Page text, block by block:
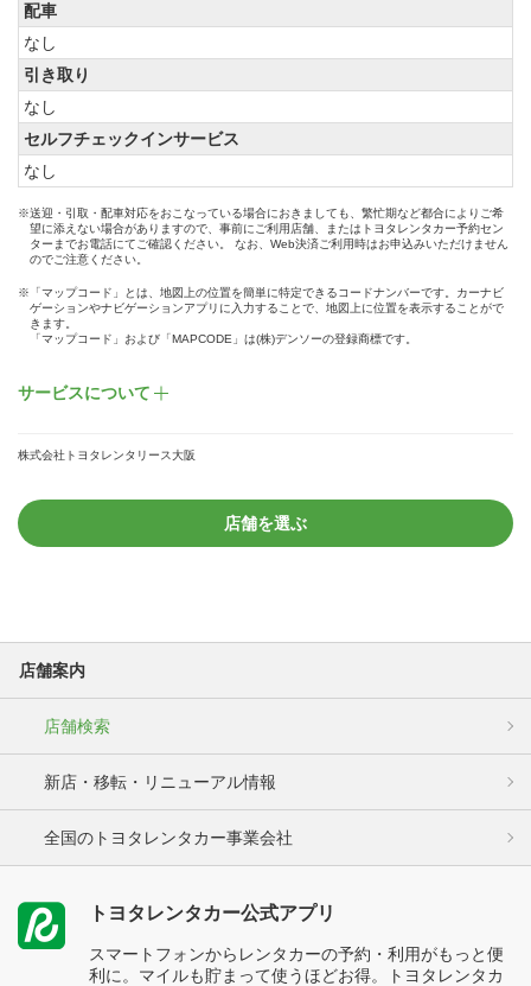
配車
なし
引き取り
なし
セルフチェックインサービス
なし
※送迎・引取・配車対応をおこなっている場合におきましても、繁忙期など都合によりご希
望に添えない場合がありますので、事前にご利用店舗、またはトヨタレンタカー予約セン
ターまでお電話にてご確認ください。 なお、Web決済ご利用時はお申込みいただけません
のでご注意ください。
※「マップコード」とは、地図上の位置を簡単に特定できるコードナンバーです。カーナビ
ゲーションやナビゲーションアプリに入力することで、地図上に位置を表示することがで
きます。
「マップコード」および「MAPCODE」は(株)デンソーの登録商標です。
サービスについて
株式会社トヨタレンタリース大阪
店舗を選ぶ
店舗案内
店舗検索
新店・移転・リニューアル情報
全国のトヨタレンタカー事業会社
トヨタレンタカー公式アプリ
スマートフォンからレンタカーの予約・利用がもっと便
利に。マイルも貯まって使うほどお得。トヨタレンタカ